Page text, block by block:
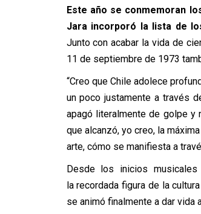
Este año se conmemoran
Jara incorporó la lista de
Junto con acabar la vida de
11 de septiembre de 1973
“Creo que Chile adolece
un poco justamente a través
apagó literalmente de golpe y
que alcanzó, yo creo, la
arte, cómo se manifiesta a
Desde los inicios
la recordada figura de la
se animó finalmente a dar vida